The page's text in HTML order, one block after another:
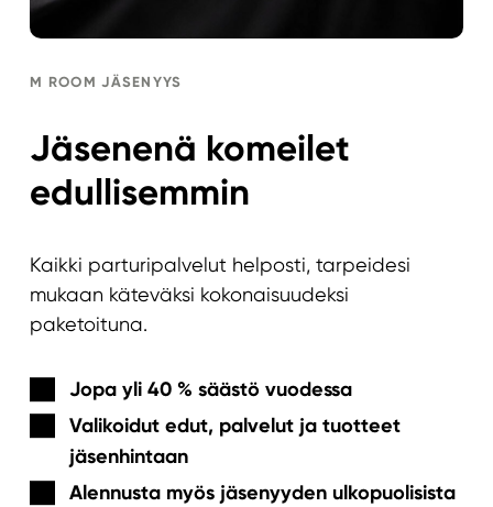
M ROOM JÄSENYYS
Jäsenenä komeilet
edullisemmin
Kaikki parturipalvelut helposti, tarpeidesi
mukaan käteväksi kokonaisuudeksi
paketoituna.
Jopa yli 40 % säästö vuodessa
Valikoidut edut, palvelut ja tuotteet
jäsenhintaan
Alennusta myös jäsenyyden ulkopuolisista